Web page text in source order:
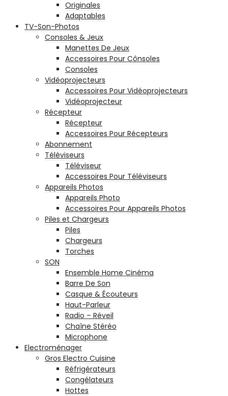
Originales
Adaptables
TV-Son-Photos
Consoles & Jeux
Manettes De Jeux
Accessoires Pour Cônsoles
Consoles
Vidéoprojecteurs
Accessoires Pour Vidéoprojecteurs
Vidéoprojecteur
Récepteur
Récepteur
Accessoires Pour Récepteurs
Abonnement
Téléviseurs
Téléviseur
Accessoires Pour Téléviseurs
Appareils Photos
Appareils Photo
Accessoires Pour Appareils Photos
Piles et Chargeurs
Piles
Chargeurs
Torches
SON
Ensemble Home Cinéma
Barre De Son
Casque & Écouteurs
Haut-Parleur
Radio – Réveil
Chaîne Stéréo
Microphone
Electroménager
Gros Electro Cuisine
Réfrigérateurs
Congélateurs
Hottes